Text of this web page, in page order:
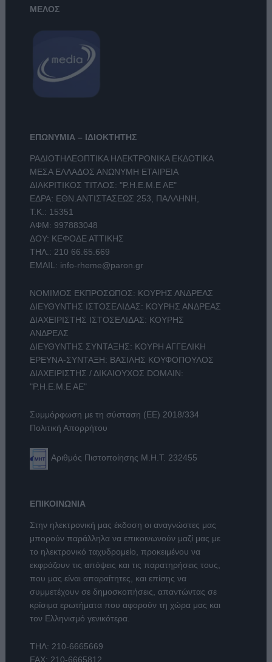
ΜΕΛΟΣ
ΕΠΩΝΥΜΙΑ – ΙΔΙΟΚΤΗΤΗΣ
ΡΑΔΙΟΤΗΛΕΟΠΤΙΚΑ ΗΛΕΚΤΡΟΝΙΚΑ ΕΚΔΟΤΙΚΑ
ΜΕΣΑ ΕΛΛΑΔΟΣ ΑΝΩΝΥΜΗ ΕΤΑΙΡΕΙΑ
ΔΙΑΚΡΙΤΙΚΟΣ ΤΙΤΛΟΣ: "Ρ.Η.Ε.Μ.Ε ΑΕ"
ΕΔΡΑ: ΕΘΝ.ΑΝΤΙΣΤΑΣΕΩΣ 253, ΠΑΛΛΗΝΗ,
Τ.Κ.: 15351
ΑΦΜ: 997883048
ΔΟΥ: ΚΕΦΟΔΕ ΑΤΤΙΚΗΣ
ΤΗΛ.: 210 66.65.669
EMAIL: info-rheme@paron.gr
ΝΟΜΙΜΟΣ ΕΚΠΡΟΣΩΠΟΣ: ΚΟΥΡΗΣ ΑΝΔΡΕΑΣ
ΔΙΕΥΘΥΝΤΗΣ ΙΣΤΟΣΕΛΙΔΑΣ: ΚΟΥΡΗΣ ΑΝΔΡΕΑΣ
ΔΙΑΧΕΙΡΙΣΤΗΣ ΙΣΤΟΣΕΛΙΔΑΣ: ΚΟΥΡΗΣ
ΑΝΔΡΕΑΣ
ΔΙΕΥΘΥΝΤΗΣ ΣΥΝΤΑΞΗΣ: ΚΟΥΡΗ ΑΓΓΕΛΙΚΗ
ΕΡΕΥΝΑ-ΣΥΝΤΑΞΗ: ΒΑΣΙΛΗΣ ΚΟΥΦΟΠΟΥΛΟΣ
ΔΙΑΧΕΙΡΙΣΤΗΣ / ΔΙΚΑΙΟΥΧΟΣ DOMAIN:
"Ρ.Η.Ε.Μ.Ε ΑΕ"
Συμμόρφωση με τη σύσταση (ΕΕ) 2018/334
Πολιτική Απορρήτου
Αριθμός Πιστοποίησης Μ.Η.Τ. 232455
ΕΠΙΚΟΙΝΩΝΙΑ
Στην ηλεκτρονική μας έκδοση οι αναγνώστες μας
μπορούν παράλληλα να επικοινωνούν μαζί μας με
το ηλεκτρονικό ταχυδρομείο, προκειμένου να
εκφράζουν τις απόψεις και τις παρατηρήσεις τους,
που μας είναι απαραίτητες, και επίσης να
συμμετέχουν σε δημοσκοπήσεις, απαντώντας σε
κρίσιμα ερωτήματα που αφορούν τη χώρα μας και
τον Ελληνισμό γενικότερα.
ΤΗΛ: 210-6665669
FAX: 210-6665812